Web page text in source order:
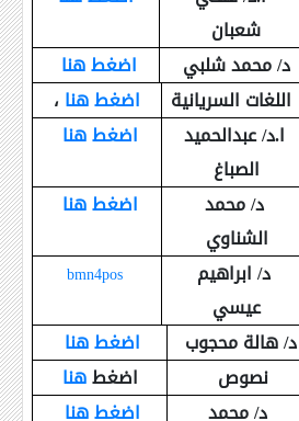
شعبان
د/ محمد شلبي
اضغط هنا
اللغات السريانية اضغط هنا ،
ا.د/ عبدالحميد
الصباغ
اضغط هنا
د/ محمد
الشناوي
اضغط هنا
د/ ابراهيم
عيسي
bmn4pos
د/ هالة محجوب
اضغط هنا
نصوص اضغطهنا
د/ محمد
اضغط هنا